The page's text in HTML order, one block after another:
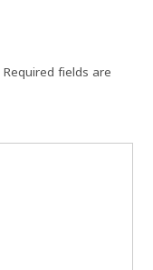
Required fields are